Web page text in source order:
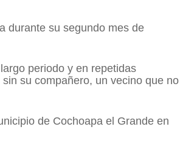
durante su segundo mes de
periodo y en repetidas
su compañero, un vecino que no
de Cochoapa el Grande en